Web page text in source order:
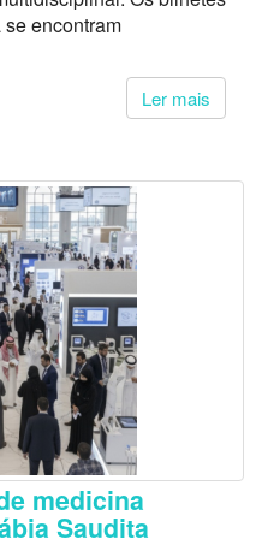
encontram
Ler mais
medicina
Saudita